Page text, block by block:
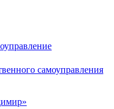
самоуправления